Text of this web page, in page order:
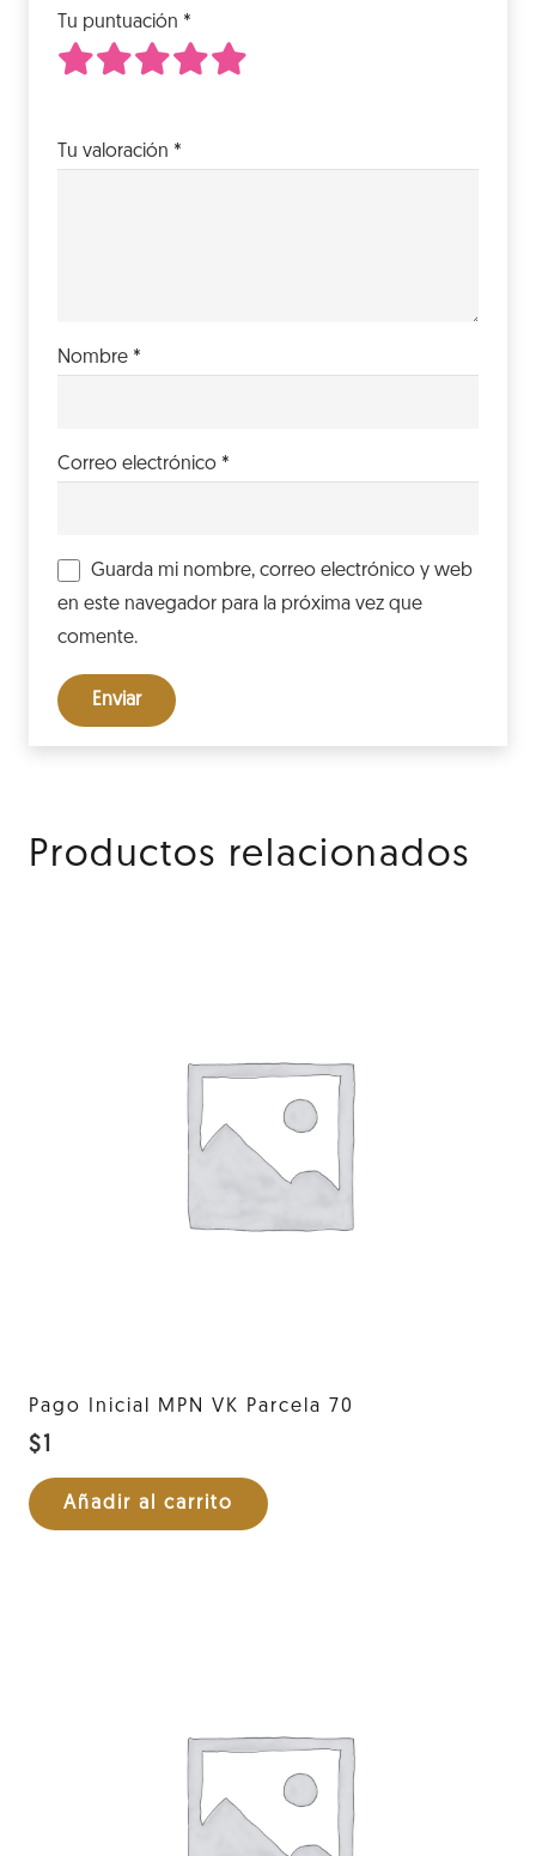
Tu puntuación *
Tu valoración *
Nombre *
Correo electrónico *
Guarda mi nombre, correo electrónico y web
en este navegador para la próxima vez que
comente.
Productos relacionados
Pago Inicial MPN VK Parcela 70
$1
Añadir al carrito